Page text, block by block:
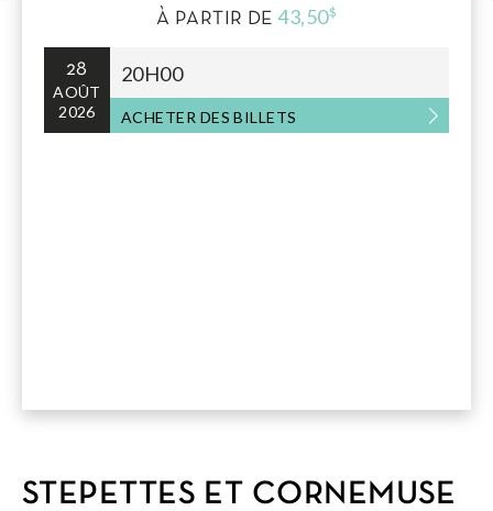
À PARTIR DE43,50$
28
AOÛT
2026
20H00
ACHETER DES BILLETS
STEPETTES ET CORNEMUSE